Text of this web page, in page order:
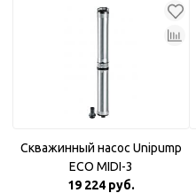
Скважинный насос Unipump
ECO MIDI-3
19 224 руб.